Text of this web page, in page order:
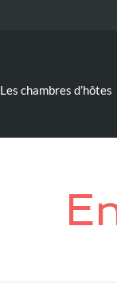
Les chambres d’hôtes